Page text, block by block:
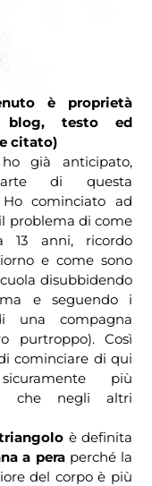
è proprietà
blog, testo ed
citato)
già anticipato,
di questa
Ho cominciato ad
problema di come
13 anni, ricordo
e come sono
disubbidendo
e seguendo i
una compagna
purtroppo). Così
cominciare di qui
più
che negli altri
è definita
a peraperché la
del corpo è più